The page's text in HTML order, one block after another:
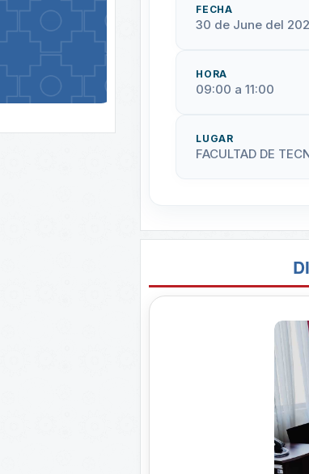
FECHA
30 de June del
HORA
09:00 a 11:00
LUGAR
FACULTAD DE